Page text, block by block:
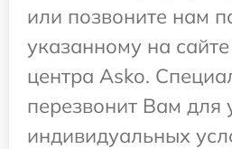
или позвоните нам
указанному на
центра Asko.
перезвонит Вам для
индивидуальных